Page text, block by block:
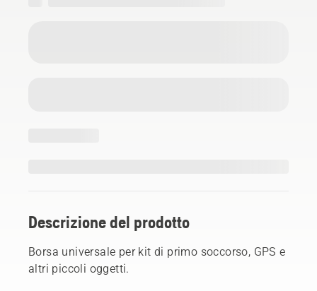
Descrizione del prodotto
Borsa universale per kit di primo soccorso, GPS e
altri piccoli oggetti.